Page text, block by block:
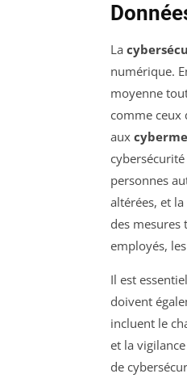
La
numérique.
moyenne
comme ceux
aux
personnes
altérées, et la
des mesures
employés,
Il est
doivent
incluent le
et la
de